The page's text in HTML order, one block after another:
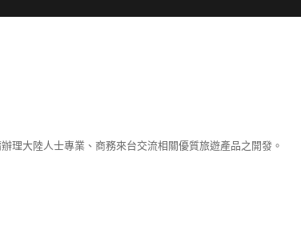
理大陸人士專業、商務來台交流相關優質旅遊產品之開發。